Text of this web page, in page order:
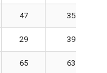
47 35
29 39
65 63